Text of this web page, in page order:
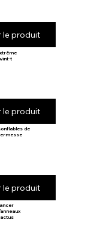
le produit
t
le produit
de
le produit